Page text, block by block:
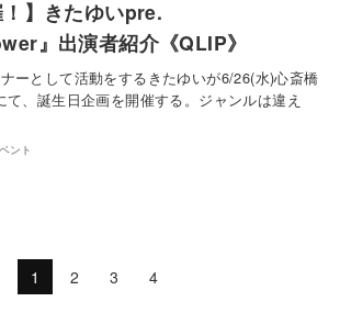
！】きたゆいpre.
』出演者紹介《QLIP》
ーとして活動をするきたゆいが6/26(水)心斎橋
、誕生日企画を開催する。ジャンルは違え
ント
1 2 3 4